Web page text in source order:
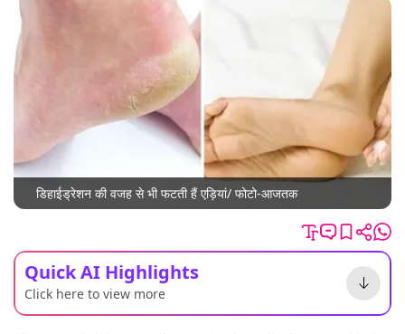
डिहाईड्रेशन की वजह से भी फटती हैं एड़ियां/ फोटो-आजतक
Quick AI Highlights
Click here to view more